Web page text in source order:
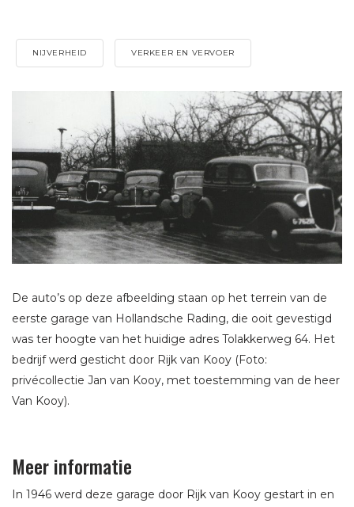
NIJVERHEID VERKEER EN VERVOER
De auto’s op deze afbeelding staan op het terrein van de
eerste garage van Hollandsche Rading, die ooit gevestigd
was ter hoogte van het huidige adres Tolakkerweg 64. Het
bedrijf werd gesticht door Rijk van Kooy (Foto:
privécollectie Jan van Kooy, met toestemming van de heer
Van Kooy).
Meer informatie
In 1946 werd deze garage door Rijk van Kooy gestart in en